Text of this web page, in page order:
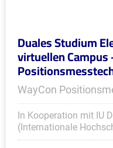
Duales Studium
virtuellen Campus
WayCon
In Kooperation mit IU
(Internationale